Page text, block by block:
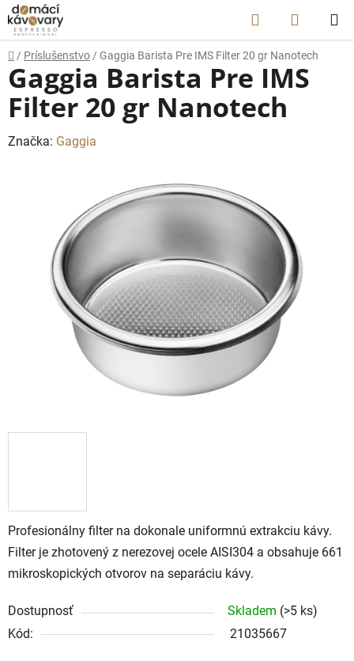
Prejsť
na
obsah
Hľadať
KOŠÍK
Domov
/ Príslušenstvo / Gaggia Barista Pre IMS Filter 20 gr Nanotech
Profesionálny filter na dokonale uniformnú extrakciu kávy.
Filter je zhotovený z nerezovej ocele AISI304 a obsahuje 661
mikroskopických otvorov na separáciu kávy.
Dostupnosť Skladem (>5 ks)
Kód:
21035667
Gaggia Barista Pre IMS
Filter 20 gr Nanotech
Značka: Gaggia